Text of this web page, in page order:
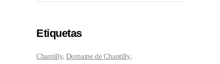
Etiquetas
Chantilly Domaine de Chantilly